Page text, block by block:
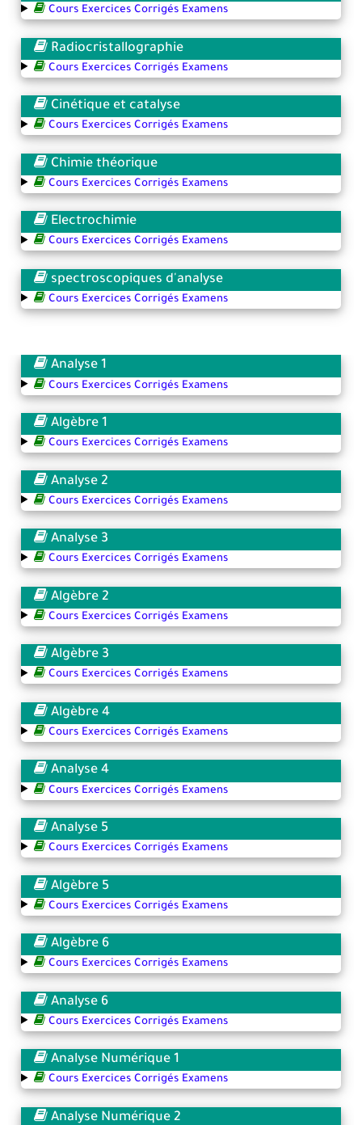
Cours Exercices Corrigés Examens
Radiocristallographie
Cours Exercices Corrigés Examens
Cinétique et catalyse
Cours Exercices Corrigés Examens
Chimie théorique
Cours Exercices Corrigés Examens
Electrochimie
Cours Exercices Corrigés Examens
spectroscopiques d'analyse
Cours Exercices Corrigés Examens
Analyse 1
Cours Exercices Corrigés Examens
Algèbre 1
Cours Exercices Corrigés Examens
Analyse 2
Cours Exercices Corrigés Examens
Analyse 3
Cours Exercices Corrigés Examens
Algèbre 2
Cours Exercices Corrigés Examens
Algèbre 3
Cours Exercices Corrigés Examens
Algèbre 4
Cours Exercices Corrigés Examens
Analyse 4
Cours Exercices Corrigés Examens
Analyse 5
Cours Exercices Corrigés Examens
Algèbre 5
Cours Exercices Corrigés Examens
Algèbre 6
Cours Exercices Corrigés Examens
Analyse 6
Cours Exercices Corrigés Examens
Analyse Numérique 1
Cours Exercices Corrigés Examens
Analyse Numérique 2